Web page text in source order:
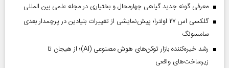
معرفی گونه جدید گیاهی چهارمحال و بختیاری در مجله علمی بین المللی
گلکسی اس ۲۷ اولترا؛ پیش‌نمایشی از تغییرات بنیادین در پرچمدار بعدی
سامسونگ
رشد خیره‌کننده بازار توکن‌های هوش مصنوعی (AI)؛ از هیجان تا
زیرساخت‌های واقعی